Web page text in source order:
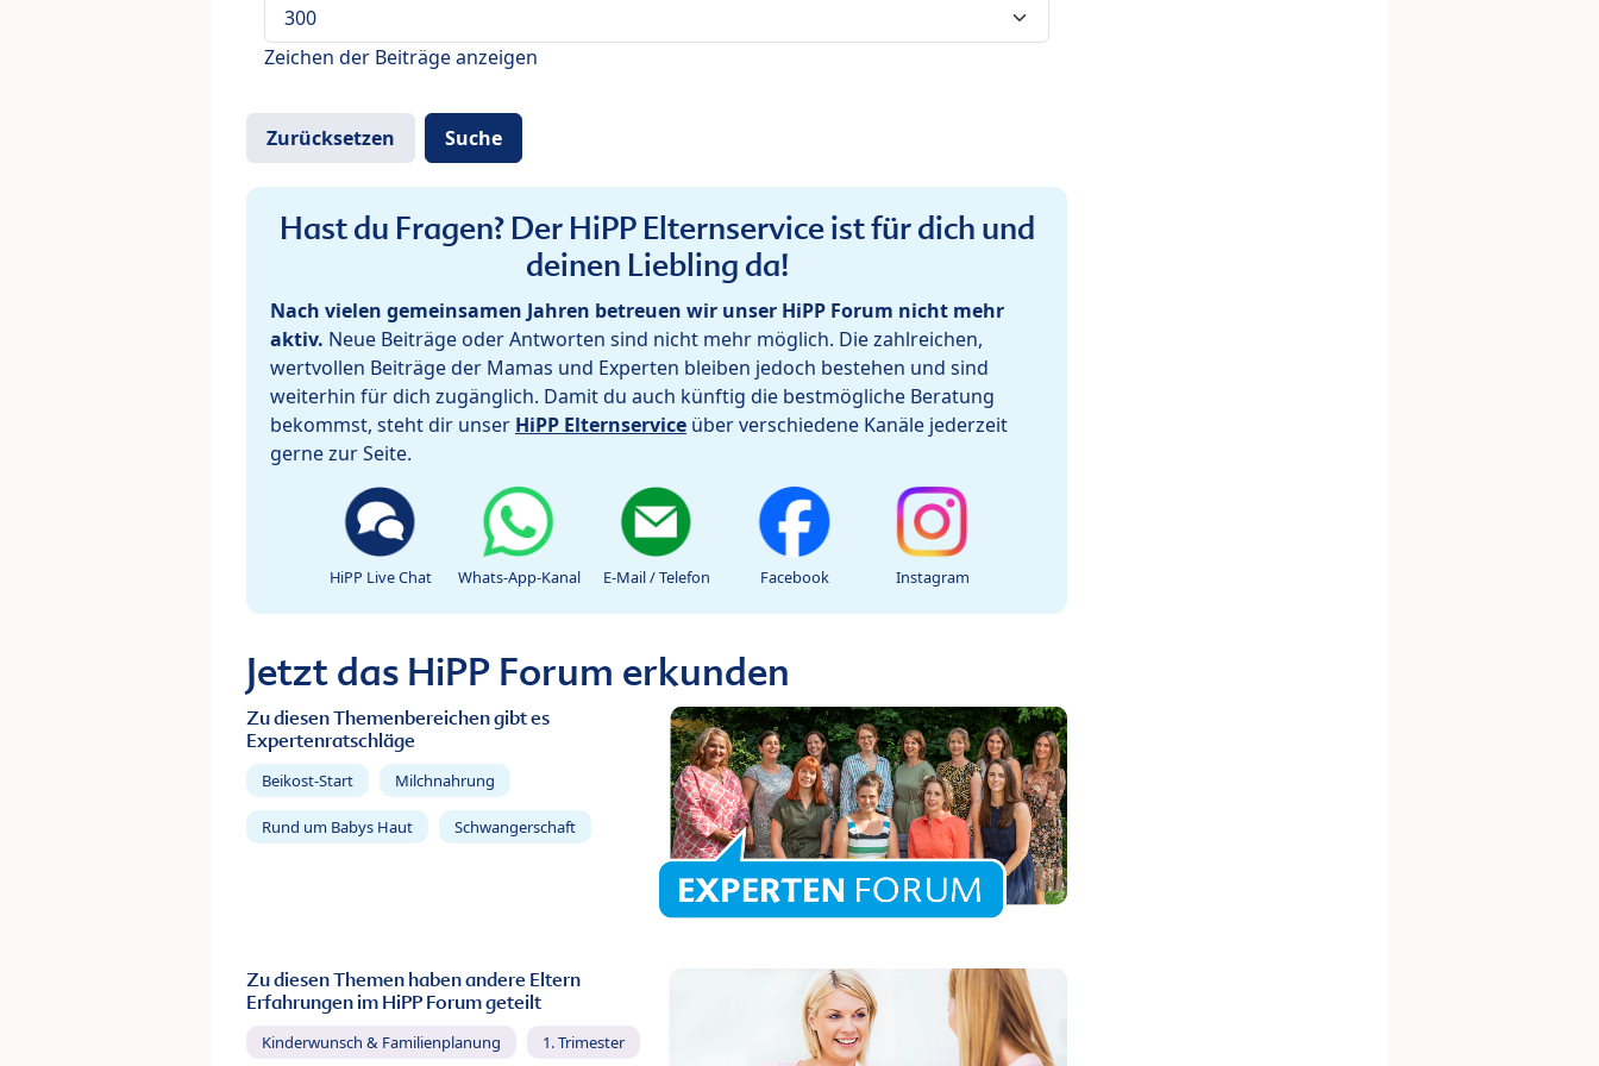
Zeichen der Beiträge anzeigen
Hast du Fragen? Der HiPP Elternservice ist für dich und
deinen Liebling da!
Nach vielen gemeinsamen Jahren betreuen wir unser HiPP Forum nicht mehr
aktiv. Neue Beiträge oder Antworten sind nicht mehr möglich. Die zahlreichen,
wertvollen Beiträge der Mamas und Experten bleiben jedoch bestehen und sind
weiterhin für dich zugänglich. Damit du auch künftig die bestmögliche Beratung
bekommst, steht dir unser HiPP Elternservice über verschiedene Kanäle jederzeit
gerne zur Seite.
HiPP Live Chat Whats-App-Kanal E-Mail / Telefon Facebook Instagram
Jetzt das HiPP Forum erkunden
Zu diesen Themenbereichen gibt es
Expertenratschläge
Beikost-Start Milchnahrung
Rund um Babys Haut Schwangerschaft
Zu diesen Themen haben andere Eltern
Erfahrungen im HiPP Forum geteilt
Kinderwunsch & Familienplanung 1. Trimester